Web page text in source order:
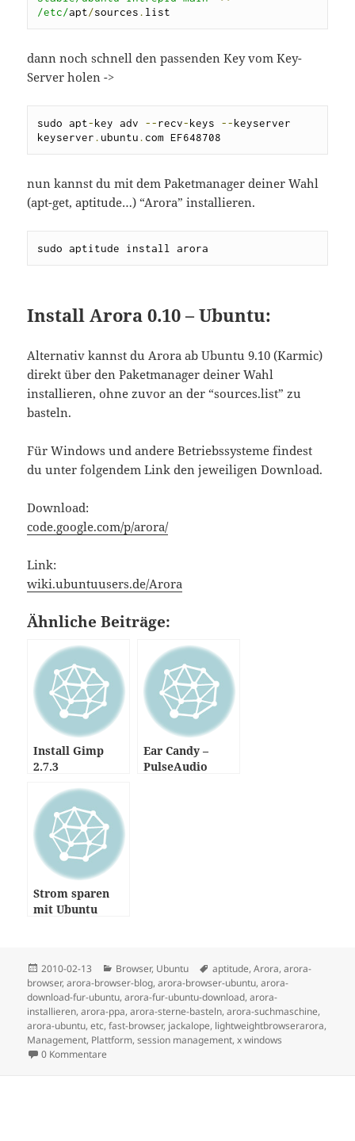
/etc/apt/sources . list
dann noch schnell den passenden Key vom Key-
Server holen ->
sudo apt-key adv --recv-keys --keyserver
keyserver . ubuntu .com EF648708
nun kannst du mit dem Paketmanager deiner Wahl
(apt-get, aptitude…) “Arora” installieren.
sudo aptitude install arora
Install Arora 0.10 – Ubuntu:
Alternativ kannst du Arora ab Ubuntu 9.10 (Karmic)
direkt über den Paketmanager deiner Wahl
installieren, ohne zuvor an der “sources.list” zu
basteln.
Für Windows und andere Betriebssysteme findest
du unter folgendem Link den jeweiligen Download.
Download:
code.google.com/p/arora/
Link:
wiki.ubuntuusers.de/Arora
Ähnliche Beiträge:
Install Gimp
2.7.3
Ear Candy –
PulseAudio
Strom sparen
mit Ubuntu
Posted
on
2010-02-13 Categories
Browser, Ubuntu Tags
aptitude,Arora,arora-
browser,arora-browser-blog,arora-browser-ubuntu,arora-
download-fur-ubuntu,arora-fur-ubuntu-download,arora-
installieren,arora-ppa,arora-sterne-basteln,arora-suchmaschine,
arora-ubuntu,etc,fast-browser, jackalope, lightweightbrowserarora,
Management, Plattform,session management,x windows
0 Kommentare